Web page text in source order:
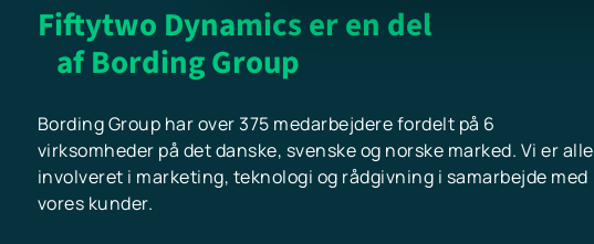
Fiftytwo Dynamics er en del
af Bording Group
Bording Group har over 375 medarbejdere fordelt på 6
virksomheder på det danske, svenske og norske marked. Vi er alle
involveret i marketing, teknologi og rådgivning i samarbejde med
vores kunder.